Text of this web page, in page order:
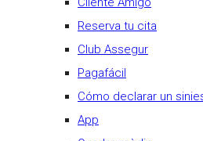
Reserva tu cita
Club Assegur
Pagafácil
Cómo declarar un
App